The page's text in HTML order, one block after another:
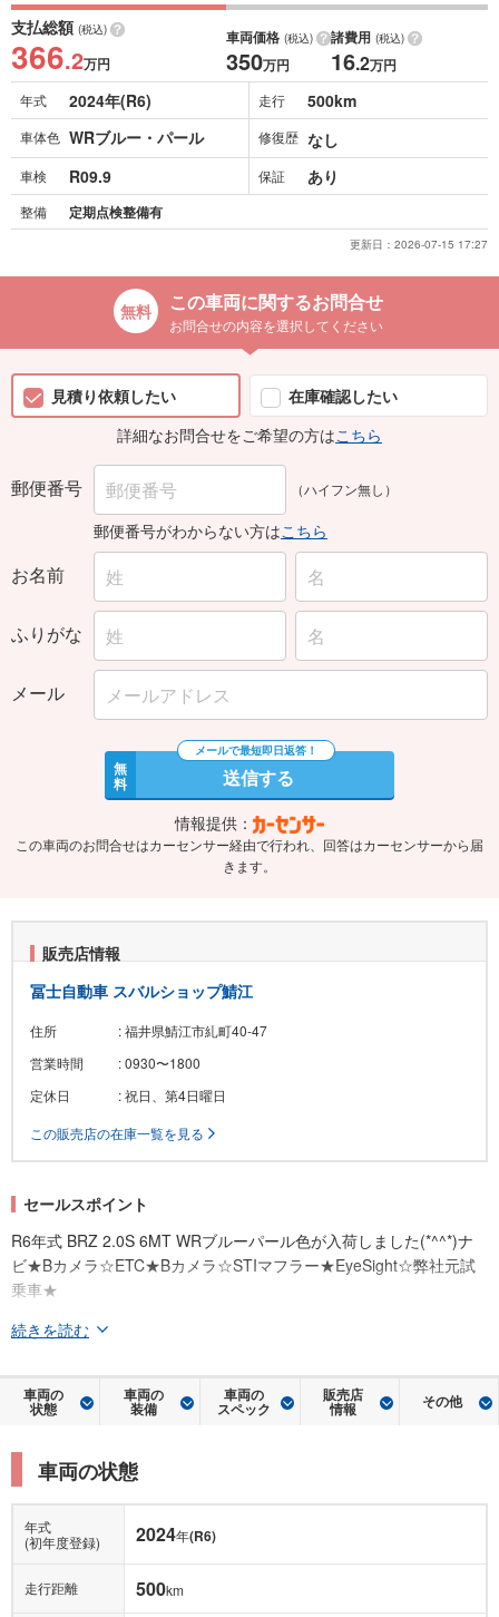
支払総額 (税込)
366.2万円
車両価格 (税込)
350万円
諸費用 (税込)
16.2万円
年式 2024年(R6) 走行 500km
車体色 WRブルー・パール 修復歴 なし
車検 R09.9 保証 あり
整備 定期点検整備有
更新日： 2026-07-15 17:27
この車両に関するお問合せ
お問合せの内容を選択してください
見積り依頼したい
在庫確認したい
詳細なお問合せをご希望の方はこちら
郵便番号 （ハイフン無し）
郵便番号がわからない方はこちら
お名前
ふりがな
メール
無
料 送信する
情報提供：
この車両のお問合せはカーセンサー経由で行われ、回答はカーセンサーから届
きます。
販売店情報
冨士自動車 スバルショップ鯖江
住所
: 福井県鯖江市糺町40-47
営業時間
: 0930〜1800
定休日
: 祝日、第4日曜日
この販売店の在庫一覧を見る
セールスポイント
R6年式 BRZ 2.0S 6MT WRブルーパール色が入荷しました(*^^*)ナ
ビ★Bカメラ☆ETC★Bカメラ☆STIマフラー★EyeSight☆弊社元試
乗車★
続きを読む
車両の
状態
車両の
装備
車両の
スペック
販売店
情報 その他
車両の状態
年式
(初年度登録)
2024年(R6)
走行距離 500km